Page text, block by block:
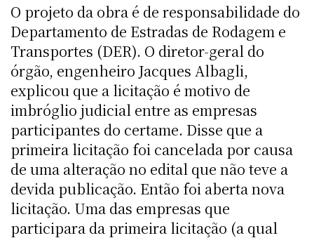
O projeto da obra é de responsabilidade do
Departamento de Estradas de Rodagem e
Transportes (DER). O diretor-geral do
órgão, engenheiro Jacques Albagli,
explicou que a licitação é motivo de
imbróglio judicial entre as empresas
participantes do certame. Disse que a
primeira licitação foi cancelada por causa
de uma alteração no edital que não teve a
devida publicação. Então foi aberta nova
licitação. Uma das empresas que
participara da primeira licitação (a qual